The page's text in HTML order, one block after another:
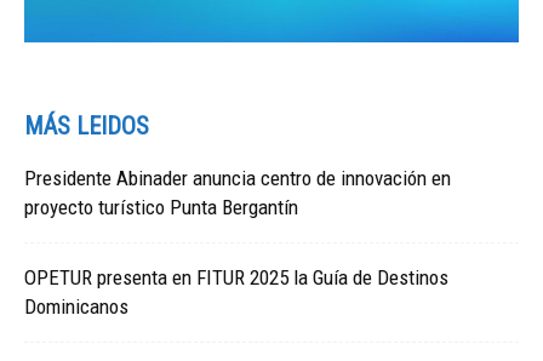
MÁS LEIDOS
Presidente Abinader anuncia centro de innovación en
proyecto turístico Punta Bergantín
OPETUR presenta en FITUR 2025 la Guía de Destinos
Dominicanos